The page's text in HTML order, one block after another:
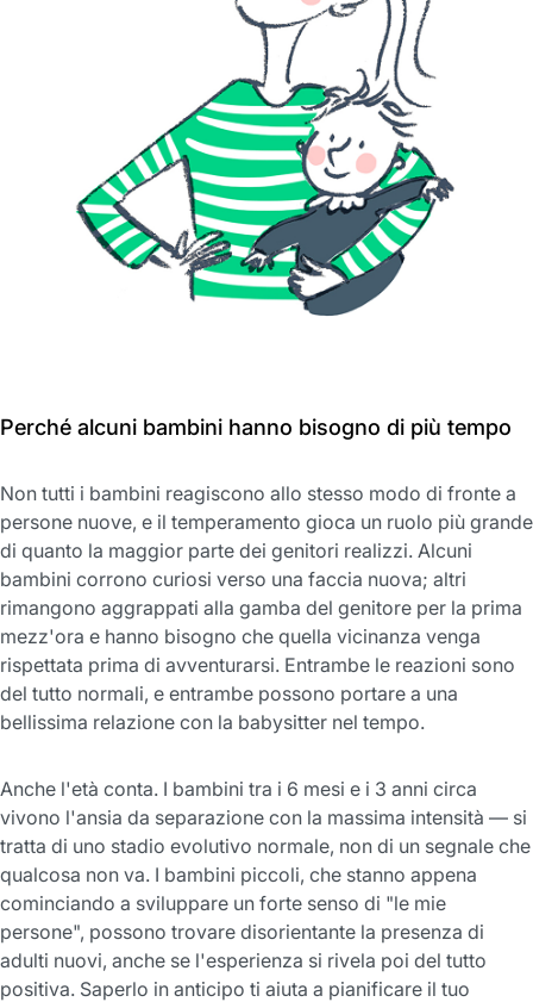
Perché alcuni bambini hanno bisogno di più tempo
Non tutti i bambini reagiscono allo stesso modo di fronte a
persone nuove, e il temperamento gioca un ruolo più grande
di quanto la maggior parte dei genitori realizzi. Alcuni
bambini corrono curiosi verso una faccia nuova; altri
rimangono aggrappati alla gamba del genitore per la prima
mezz'ora e hanno bisogno che quella vicinanza venga
rispettata prima di avventurarsi. Entrambe le reazioni sono
del tutto normali, e entrambe possono portare a una
bellissima relazione con la babysitter nel tempo.
Anche l'età conta. I bambini tra i 6 mesi e i 3 anni circa
vivono l'ansia da separazione con la massima intensità — si
tratta di uno stadio evolutivo normale, non di un segnale che
qualcosa non va. I bambini piccoli, che stanno appena
cominciando a sviluppare un forte senso di "le mie
persone", possono trovare disorientante la presenza di
adulti nuovi, anche se l'esperienza si rivela poi del tutto
positiva. Saperlo in anticipo ti aiuta a pianificare il tuo